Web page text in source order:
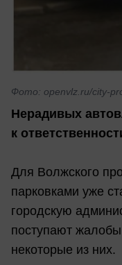
Фото: openvlz.ru/city-
Нерадивых
к
Для Волжского
парковками уже
городскую
поступают
некоторые из них.